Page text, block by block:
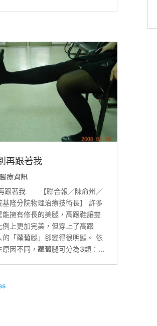
再跟著我
醫療資訊
跟著我 【聯合報／陳俞州／
基隆分院物理治療技術長】 許多
能擁有修長的美腿，高跟鞋讓雙
例上更加完美，但穿上了高跟
的「蘿蔔腿」卻變得很明顯。 依
原因不同，蘿蔔腿可分為3類：...